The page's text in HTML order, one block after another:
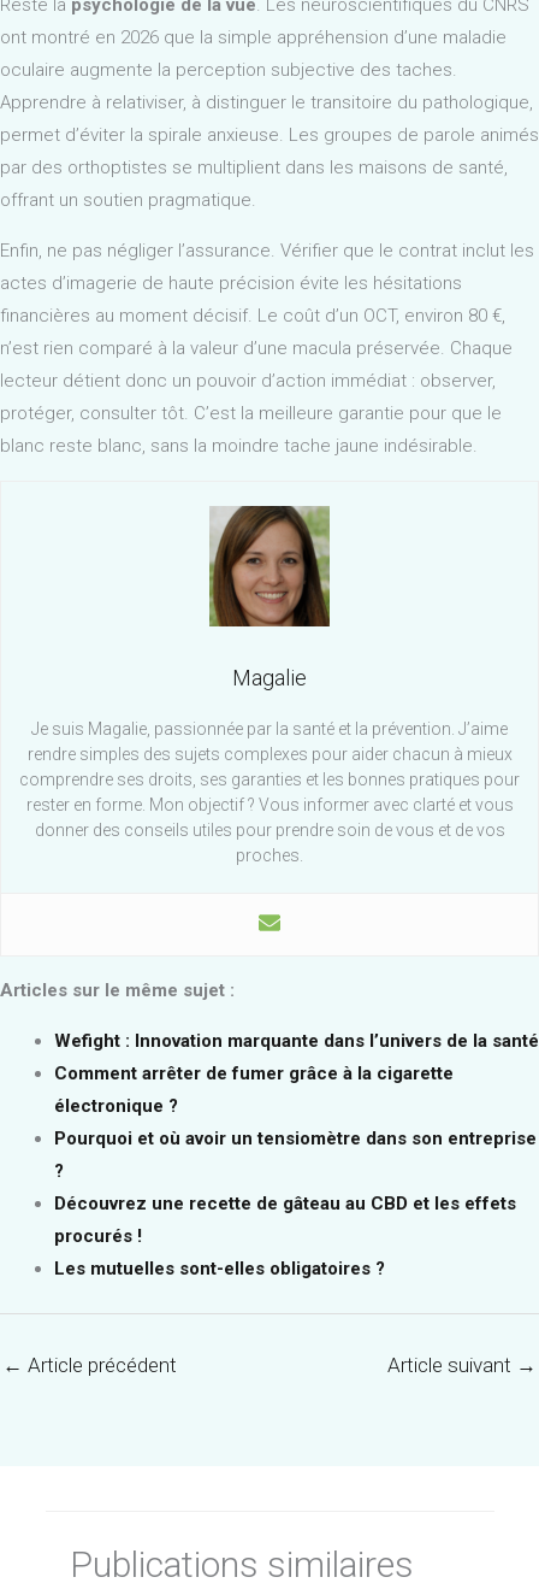
Reste la psychologie de la vue. Les neuroscientifiques du CNRS
ont montré en 2026 que la simple appréhension d’une maladie
oculaire augmente la perception subjective des taches.
Apprendre à relativiser, à distinguer le transitoire du pathologique,
permet d’éviter la spirale anxieuse. Les groupes de parole animés
par des orthoptistes se multiplient dans les maisons de santé,
offrant un soutien pragmatique.
Enfin, ne pas négliger l’assurance. Vérifier que le contrat inclut les
actes d’imagerie de haute précision évite les hésitations
financières au moment décisif. Le coût d’un OCT, environ 80 €,
n’est rien comparé à la valeur d’une macula préservée. Chaque
lecteur détient donc un pouvoir d’action immédiat : observer,
protéger, consulter tôt. C’est la meilleure garantie pour que le
blanc reste blanc, sans la moindre tache jaune indésirable.
Magalie
Je suis Magalie, passionnée par la santé et la prévention. J’aime
rendre simples des sujets complexes pour aider chacun à mieux
comprendre ses droits, ses garanties et les bonnes pratiques pour
rester en forme. Mon objectif ? Vous informer avec clarté et vous
donner des conseils utiles pour prendre soin de vous et de vos
proches.
Articles sur le même sujet :
Wefight : Innovation marquante dans l’univers de la santé
Comment arrêter de fumer grâce à la cigarette
électronique ?
Pourquoi et où avoir un tensiomètre dans son entreprise
?
Découvrez une recette de gâteau au CBD et les effets
procurés !
Les mutuelles sont-elles obligatoires ?
← Article précédent Article suivant →
Publications similaires